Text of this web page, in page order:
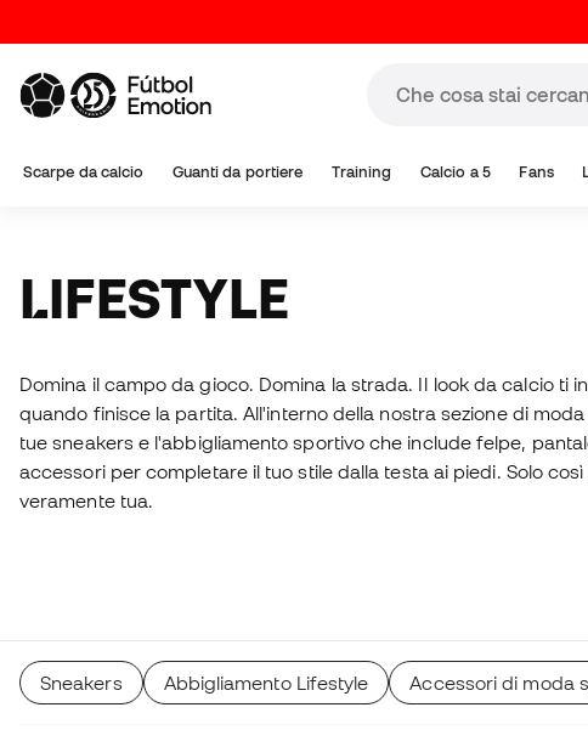
Scarpe da calcio Guanti da portiere Training Calcio a 5 Fans
LIFESTYLE
Domina il campo da gioco. Domina la strada. Il look da calcio ti
quando finisce la partita. All'interno della nostra sezione di
tue sneakers e l'abbigliamento sportivo che include felpe,
accessori per completare il tuo stile dalla testa ai piedi. Solo
veramente tua.
Sneakers Abbigliamento Lifestyle Accessori di moda